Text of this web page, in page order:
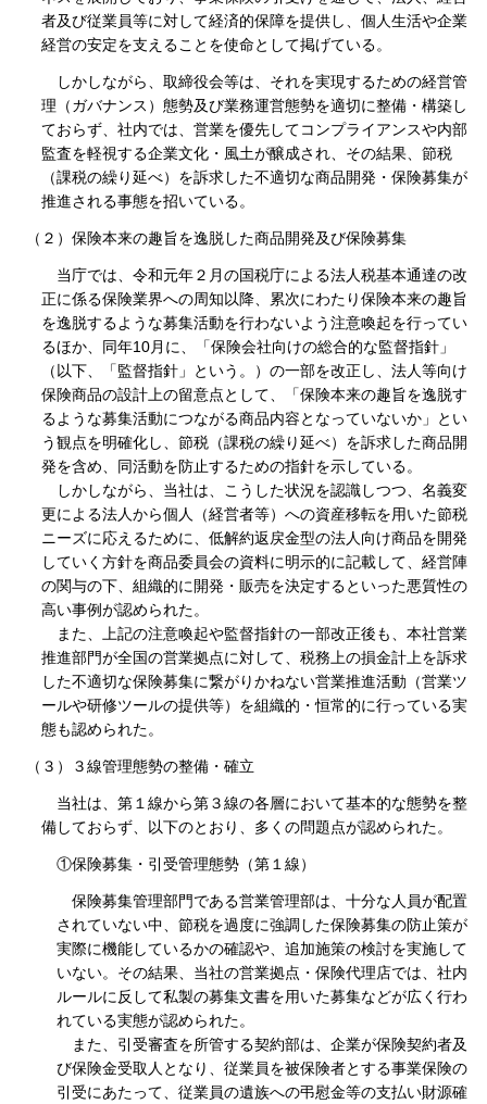
者及び従業員等に対して経済的保障を提供し、個人生活や企業
経営の安定を支えることを使命として掲げている。
しかしながら、取締役会等は、それを実現するための経営管
理（ガバナンス）態勢及び業務運営態勢を適切に整備・構築し
ておらず、社内では、営業を優先してコンプライアンスや内部
監査を軽視する企業文化・風土が醸成され、その結果、節税
（課税の繰り延べ）を訴求した不適切な商品開発・保険募集が
推進される事態を招いている。
（２）保険本来の趣旨を逸脱した商品開発及び保険募集
当庁では、令和元年２月の国税庁による法人税基本通達の改
正に係る保険業界への周知以降、累次にわたり保険本来の趣旨
を逸脱するような募集活動を行わないよう注意喚起を行ってい
るほか、同年10月に、「保険会社向けの総合的な監督指針」
（以下、「監督指針」という。）の一部を改正し、法人等向け
保険商品の設計上の留意点として、「保険本来の趣旨を逸脱す
るような募集活動につながる商品内容となっていないか」とい
う観点を明確化し、節税（課税の繰り延べ）を訴求した商品開
発を含め、同活動を防止するための指針を示している。
しかしながら、当社は、こうした状況を認識しつつ、名義変
更による法人から個人（経営者等）への資産移転を用いた節税
ニーズに応えるために、低解約返戻金型の法人向け商品を開発
していく方針を商品委員会の資料に明示的に記載して、経営陣
の関与の下、組織的に開発・販売を決定するといった悪質性の
高い事例が認められた。
また、上記の注意喚起や監督指針の一部改正後も、本社営業
推進部門が全国の営業拠点に対して、税務上の損金計上を訴求
した不適切な保険募集に繋がりかねない営業推進活動（営業ツ
ールや研修ツールの提供等）を組織的・恒常的に行っている実
態も認められた。
（３）３線管理態勢の整備・確立
当社は、第１線から第３線の各層において基本的な態勢を整
備しておらず、以下のとおり、多くの問題点が認められた。
①保険募集・引受管理態勢（第１線）
保険募集管理部門である営業管理部は、十分な人員が配置
されていない中、節税を過度に強調した保険募集の防止策が
実際に機能しているかの確認や、追加施策の検討を実施して
いない。その結果、当社の営業拠点・保険代理店では、社内
ルールに反して私製の募集文書を用いた募集などが広く行わ
れている実態が認められた。
また、引受審査を所管する契約部は、企業が保険契約者及
び保険金受取人となり、従業員を被保険者とする事業保険の
引受にあたって、従業員の遺族への弔慰金等の支払い財源確